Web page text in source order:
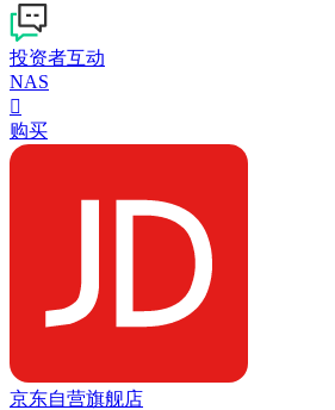
投资者互动
NAS

购买
京东自营旗舰店